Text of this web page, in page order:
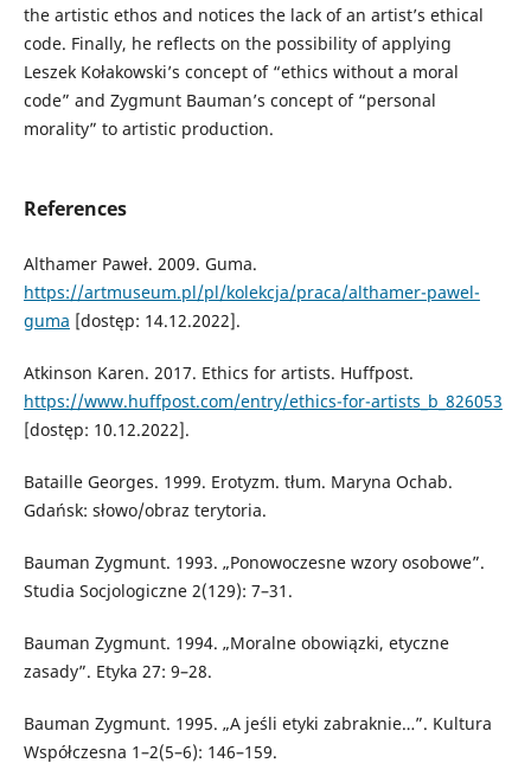
the artistic ethos and notices the lack of an artist’s ethical
code. Finally, he reflects on the possibility of applying
Leszek Kołakowski’s concept of “ethics without a moral
code” and Zygmunt Bauman’s concept of “personal
morality” to artistic production.
References
Althamer Paweł. 2009. Guma.
https://artmuseum.pl/pl/kolekcja/praca/althamer-pawel-
guma [dostęp: 14.12.2022].
Atkinson Karen. 2017. Ethics for artists. Huffpost.
https://www.huffpost.com/entry/ethics-for-artists_b_826053
[dostęp: 10.12.2022].
Bataille Georges. 1999. Erotyzm. tłum. Maryna Ochab.
Gdańsk: słowo/obraz terytoria.
Bauman Zygmunt. 1993. „Ponowoczesne wzory osobowe”.
Studia Socjologiczne 2(129): 7–31.
Bauman Zygmunt. 1994. „Moralne obowiązki, etyczne
zasady”. Etyka 27: 9–28.
Bauman Zygmunt. 1995. „A jeśli etyki zabraknie…”. Kultura
Współczesna 1–2(5–6): 146–159.